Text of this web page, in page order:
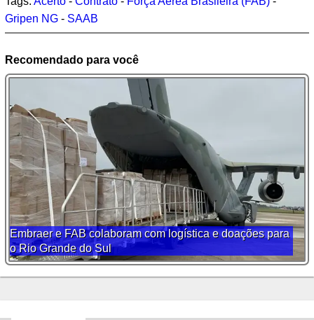
Gripen NG - SAAB
Recomendado para você
Embraer e FAB colaboram com logística e doações para
o Rio Grande do Sul